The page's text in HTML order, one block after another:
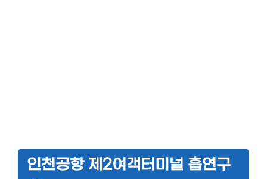
인천공항 제2여객터미널 흡연구